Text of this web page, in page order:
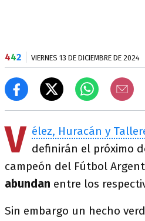
442 VIERNES 13 DE DICIEMBRE DE 2024
V élez, Huracán y
definirán el próximo
campeón del Fútbol
abundan entre los
Sin embargo un hecho